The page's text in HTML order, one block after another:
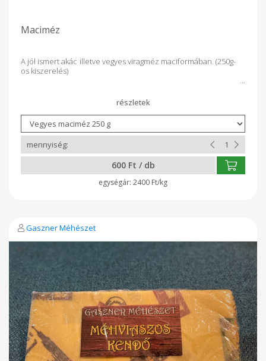
Maciméz
A jól ismert akác illetve vegyes viragméz maciformában. (250g-
os kiszerelés)
600 Ft / db
2400 Ft/kg
Gaszner Méhészet